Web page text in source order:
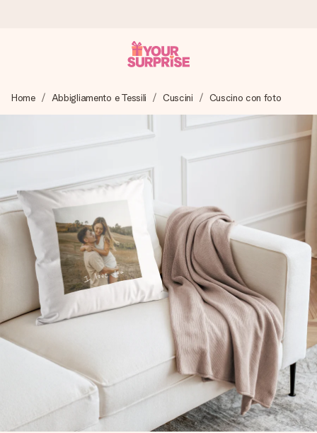
Prepariamo il tuo regalo con attenzione e lo spediamo in un
lampo – così potrai consegnarlo al momento giusto, quando
4,7 (basato su +15.000 recensioni)
I nostri regali ispirano. I clienti ci valutano 4,7 su Google
Reviews.
Biglietto d'auguri gratuito
Realizza qualcosa di unico in pochi passi – con il suo nome,
una tua foto o un messaggio che tocchi il cuore. Nessuna
complicazione, solo tanto amore per il momento perfetto.
Home Abbigliamento e Tessili Cuscini Cuscino con foto